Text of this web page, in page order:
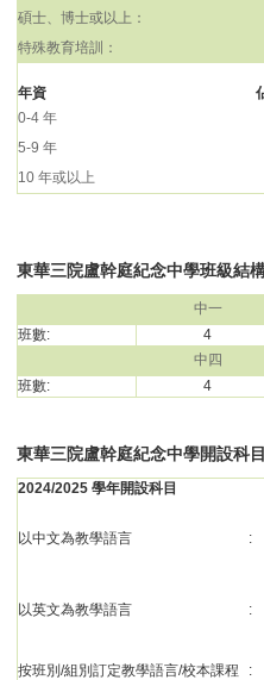
碩士、博士或以上：
特殊教育培訓：
年資
0-4 年
5-9 年
10 年或以上
東華三院盧幹庭紀念中學班級結
中一
班數:
4
中四
班數:
4
東華三院盧幹庭紀念中學開設科
2024/2025 學年開設科目
以中文為教學語言 :
以英文為教學語言 :
按班別/組別訂定教學語言/校本課程 :